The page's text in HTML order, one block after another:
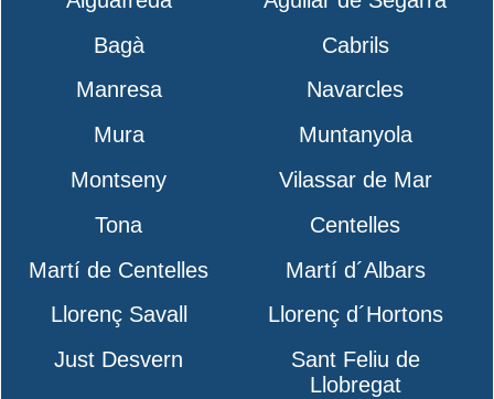
Bagà
Cabrils
Manresa
Navarcles
Mura
Muntanyola
Montseny
Vilassar de Mar
Tona
Centelles
Martí de Centelles
Martí d´Albars
Llorenç Savall
Llorenç d´Hortons
Just Desvern
Sant Feliu de
Llobregat